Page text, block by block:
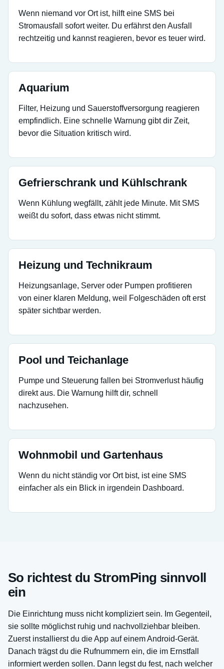
Wenn niemand vor Ort ist, hilft eine SMS bei
Stromausfall sofort weiter. Du erfährst den Ausfall
rechtzeitig und kannst reagieren, bevor es teuer wird.
Aquarium
Filter, Heizung und Sauerstoffversorgung reagieren
empfindlich. Eine schnelle Warnung gibt dir Zeit,
bevor die Situation kritisch wird.
Gefrierschrank und Kühlschrank
Wenn Kühlung wegfällt, zählt jede Minute. Mit SMS
weißt du sofort, dass etwas nicht stimmt.
Heizung und Technikraum
Heizungsanlage, Server oder Pumpen profitieren
von einer klaren Meldung, weil Folgeschäden oft erst
später sichtbar werden.
Pool und Teichanlage
Pumpe und Steuerung fallen bei Stromverlust häufig
direkt aus. Die Warnung hilft dir, schnell
nachzusehen.
Wohnmobil und Gartenhaus
Wenn du nicht ständig vor Ort bist, ist eine SMS
einfacher als ein Blick in irgendein Dashboard.
So richtest du StromPing sinnvoll
ein
Die Einrichtung muss nicht kompliziert sein. Im Gegenteil,
sie sollte möglichst ruhig und nachvollziehbar bleiben.
Zuerst installierst du die App auf einem Android-Gerät.
Danach trägst du die Rufnummern ein, die im Ernstfall
informiert werden sollen. Dann legst du fest, nach welcher